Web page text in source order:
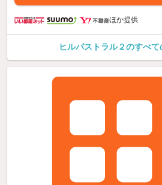
ほか提供
ヒルパストラル２のすべ